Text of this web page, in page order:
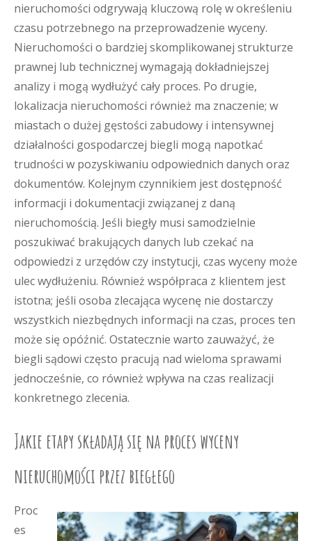
nieruchomości odgrywają kluczową rolę w określeniu
czasu potrzebnego na przeprowadzenie wyceny.
Nieruchomości o bardziej skomplikowanej strukturze
prawnej lub technicznej wymagają dokładniejszej
analizy i mogą wydłużyć cały proces. Po drugie,
lokalizacja nieruchomości również ma znaczenie; w
miastach o dużej gęstości zabudowy i intensywnej
działalności gospodarczej biegli mogą napotkać
trudności w pozyskiwaniu odpowiednich danych oraz
dokumentów. Kolejnym czynnikiem jest dostępność
informacji i dokumentacji związanej z daną
nieruchomością. Jeśli biegły musi samodzielnie
poszukiwać brakujących danych lub czekać na
odpowiedzi z urzędów czy instytucji, czas wyceny może
ulec wydłużeniu. Również współpraca z klientem jest
istotna; jeśli osoba zlecająca wycenę nie dostarczy
wszystkich niezbędnych informacji na czas, proces ten
może się opóźnić. Ostatecznie warto zauważyć, że
biegli sądowi często pracują nad wieloma sprawami
jednocześnie, co również wpływa na czas realizacji
konkretnego zlecenia.
Jakie etapy składają się na proces wyceny
nieruchomości przez biegłego
Proc
es